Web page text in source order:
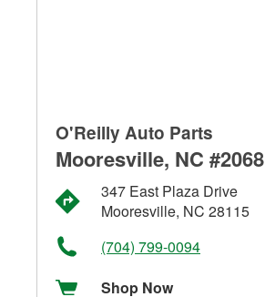
O'Reilly Auto Parts
Mooresville, NC #2068
347 East Plaza Drive
Mooresville, NC 28115
(704) 799-0094
Shop Now